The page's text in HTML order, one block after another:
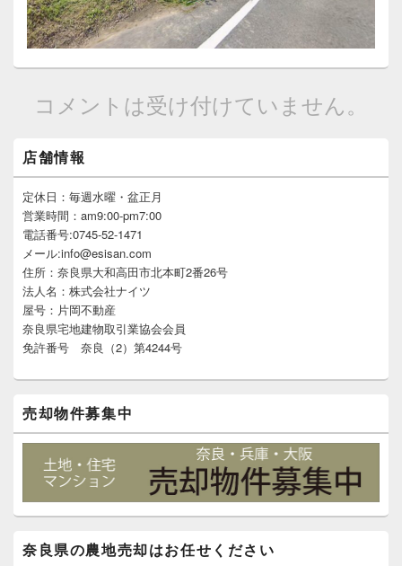
コメントは受け付けていません。
イ
ン
サ
イ
ー
ウ
ィ
ェ
ッ
ト
ア
店舗情報
定休日：毎週水曜・盆正月
営業時間：am9:00-pm7:00
電話番号:0745-52-1471
メール:info@esisan.com
住所：奈良県大和高田市北本町2番26号
法人名：株式会社ナイツ
屋号：片岡不動産
奈良県宅地建物取引業協会会員
免許番号 奈良（2）第4244号
売却物件募集中
奈良県の農地売却はお任せください